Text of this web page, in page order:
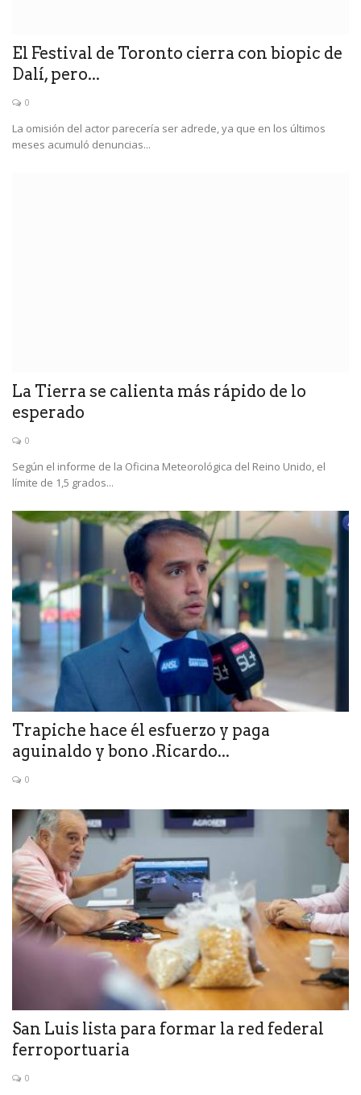
El Festival de Toronto cierra con biopic de
Dalí, pero...
0
La omisión del actor parecería ser adrede, ya que en los últimos
meses acumuló denuncias...
La Tierra se calienta más rápido de lo
esperado
0
Según el informe de la Oficina Meteorológica del Reino Unido, el
límite de 1,5 grados...
Trapiche hace él esfuerzo y paga
aguinaldo y bono .Ricardo...
0
San Luis lista para formar la red federal
ferroportuaria
0